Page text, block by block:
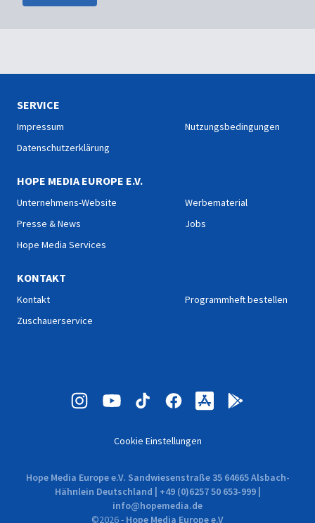
SERVICE
Impressum
Datenschutzerklärung
Nutzungsbedingungen
HOPE MEDIA EUROPE E.V.
Unternehmens-Website
Presse & News
Hope Media Services
Werbematerial
Jobs
KONTAKT
Kontakt
Zuschauerservice
Programmheft bestellen
Cookie Einstellungen
Hope Media Europe e.V. Sandwiesenstraße 35 64665 Alsbach-
Hähnlein Deutschland | +49 (0)6257 50 653-999 |
info@hopemedia.de
©2026- Hope Media Europe e.V